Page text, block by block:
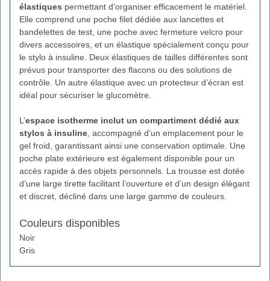
élastiques permettant d’organiser efficacement le matériel.
Elle comprend une poche filet dédiée aux lancettes et
bandelettes de test, une poche avec fermeture velcro pour
divers accessoires, et un élastique spécialement conçu pour
le stylo à insuline. Deux élastiques de tailles différentes sont
prévus pour transporter des flacons ou des solutions de
contrôle. Un autre élastique avec un protecteur d’écran est
idéal pour sécuriser le glucomètre.
L’espace isotherme inclut un compartiment dédié aux
stylos à insuline, accompagné d’un emplacement pour le
gel froid, garantissant ainsi une conservation optimale. Une
poche plate extérieure est également disponible pour un
accès rapide à des objets personnels. La trousse est dotée
d’une large tirette facilitant l’ouverture et d’un design élégant
et discret, décliné dans une large gamme de couleurs.
Couleurs disponibles
Noir
Gris